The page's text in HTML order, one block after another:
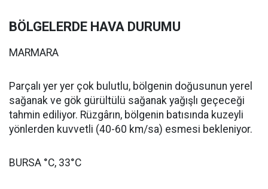
BÖLGELERDE HAVA DURUMU
MARMARA
Parçalı yer yer çok bulutlu, bölgenin doğusunun yerel
sağanak ve gök gürültülü sağanak yağışlı geçeceği
tahmin ediliyor. Rüzgârın, bölgenin batısında kuzeyli
yönlerden kuvvetli (40-60 km/sa) esmesi bekleniyor.
BURSA °C, 33°C